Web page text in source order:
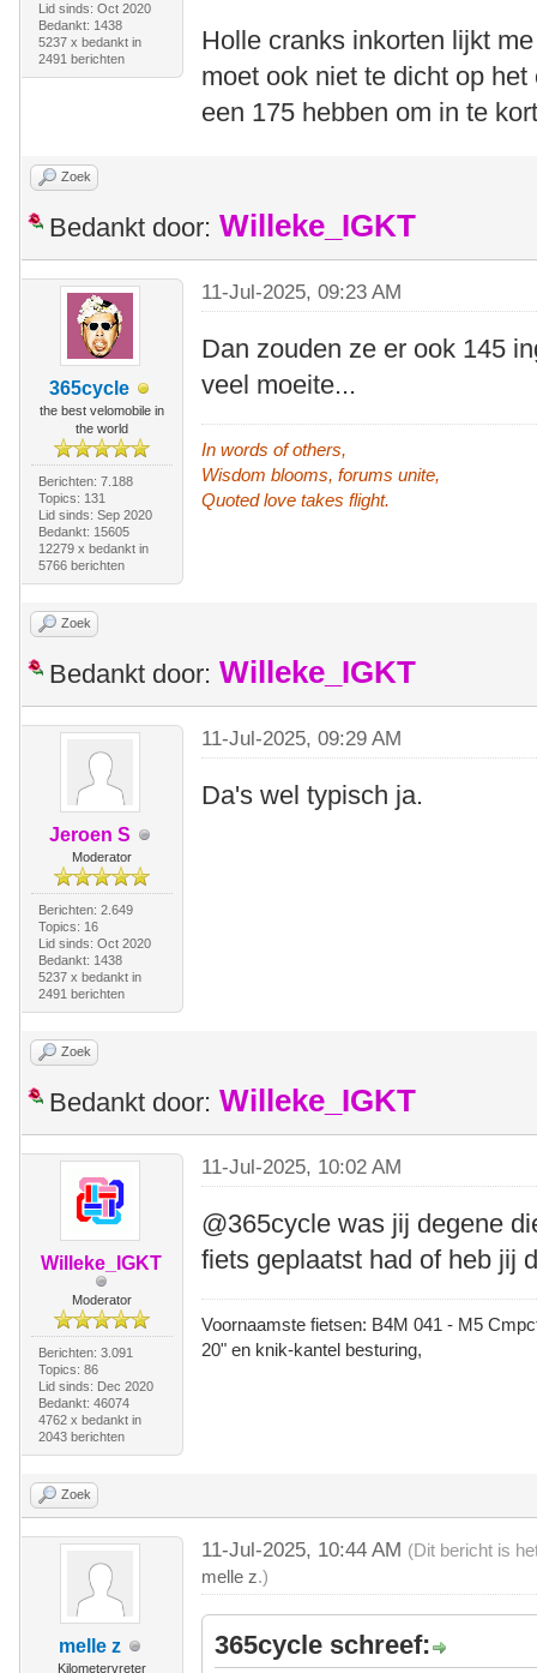
Lid sinds: Oct 2020
Bedankt: 1438
5237 x bedankt in
2491 berichten
Holle cranks inkorten lijkt
moet ook niet te dicht op
een 175 hebben om in te
Zoek
Bedankt door: Willeke_IGKT
365cycle
the best velomobile in
the world
Berichten: 7.188
Topics: 131
Lid sinds: Sep 2020
Bedankt: 15605
12279 x bedankt in
5766 berichten
11-Jul-2025, 09:23 AM
Dan zouden ze er ook 145
veel moeite...
In words of others,
Wisdom blooms, forums unite,
Quoted love takes flight.
Zoek
Bedankt door: Willeke_IGKT
Jeroen S
Moderator
Berichten: 2.649
Topics: 16
Lid sinds: Oct 2020
Bedankt: 1438
5237 x bedankt in
2491 berichten
11-Jul-2025, 09:29 AM
Da's wel typisch ja.
Zoek
Bedankt door: Willeke_IGKT
Willeke_IGKT
Moderator
Berichten: 3.091
Topics: 86
Lid sinds: Dec 2020
Bedankt: 46074
4762 x bedankt in
2043 berichten
11-Jul-2025, 10:02 AM
@365cycle was jij degene
fiets geplaatst had of heb jij
Voornaamste fietsen: B4M 041 - M5
20" en knik-kantel besturing,
Zoek
melle z
Kilometervreter
11-Jul-2025, 10:44 AM (Dit bericht is
melle z.)
365cycle schreef: